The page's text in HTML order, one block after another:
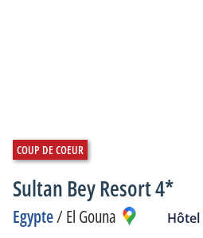
Sultan Bey Resort 4*
Egypte/El Gouna Hôtel